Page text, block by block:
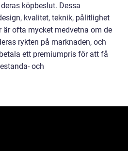
köpbeslut. Dessa
kvalitet, teknik, pålitlighet
är ofta mycket medvetna om de
rykten på marknaden, och
ett premiumpris för att få
och